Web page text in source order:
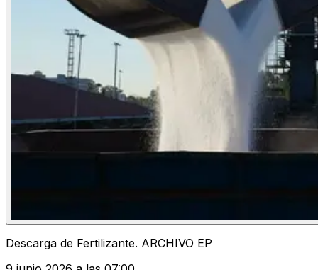
Descarga de Fertilizante. ARCHIVO EP